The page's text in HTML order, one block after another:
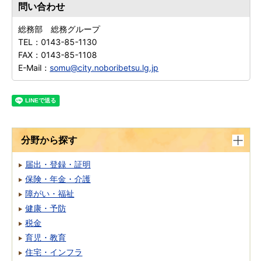
問い合わせ
総務部 総務グループ
TEL： 0143-85-1130
FAX： 0143-85-1108
E-Mail： somu@city.noboribetsu.lg.jp
分野から探す
届出・登録・証明
保険・年金・介護
障がい・福祉
健康・予防
税金
育児・教育
住宅・インフラ